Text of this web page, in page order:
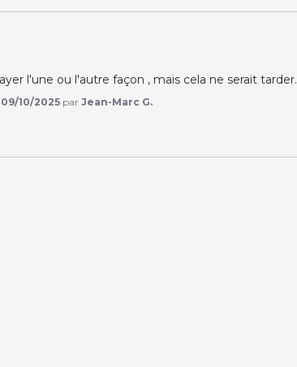
l'une ou l'autre façon , mais cela ne serait tarder.
09/10/2025 parJean-Marc G.